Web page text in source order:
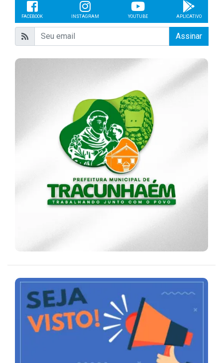
FACEBOOK INSTAGRAM YOUTUBE APLICATIVO
Assinar